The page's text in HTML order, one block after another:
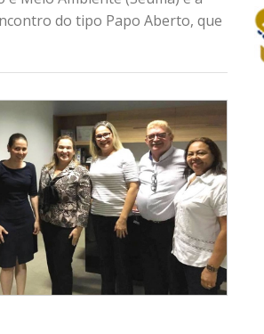
do tipo Papo Aberto, que